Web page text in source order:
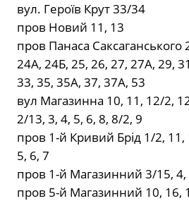
вул. Героїв Крут 33/34
пров Новий 11, 13
пров Панаса Саксаганського
24А, 24Б, 25, 26, 27, 27А, 29,
33, 35, 35А, 37, 37А, 53
вул Магазинна 10, 11, 12/2,
2/13, 3, 4, 5, 6, 8, 8/2, 9
пров 1-й Кривий Брід 1/2, 11,
5, 6, 7
пров 1-й Магазинний 3/15, 4,
пров 5-й Магазинний 10, 16,